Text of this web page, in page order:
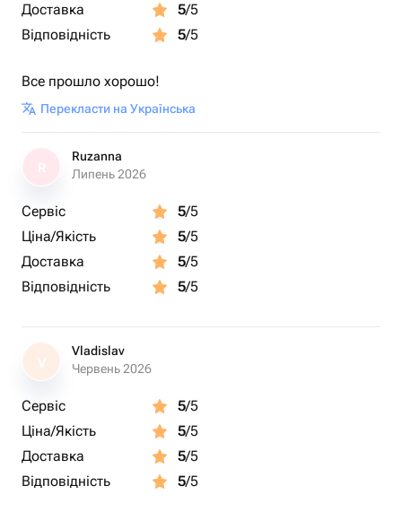
Доставка 5/5
Відповідність
5/5
Все прошло хорошо!
Перекласти на Українська
Ruzanna
Липень 2026
Сервіс 5/5
Ціна/Якість
5/5
Доставка
5/5
Відповідність
5/5
V
Vladislav
Червень 2026
Сервіс 5/5
Ціна/Якість
5/5
Доставка
5/5
Відповідність
5/5